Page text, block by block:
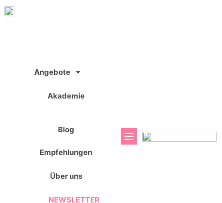
Zum
Angebote
Akademie
Blog
Empfehlungen
Über uns
NEWSLETTER